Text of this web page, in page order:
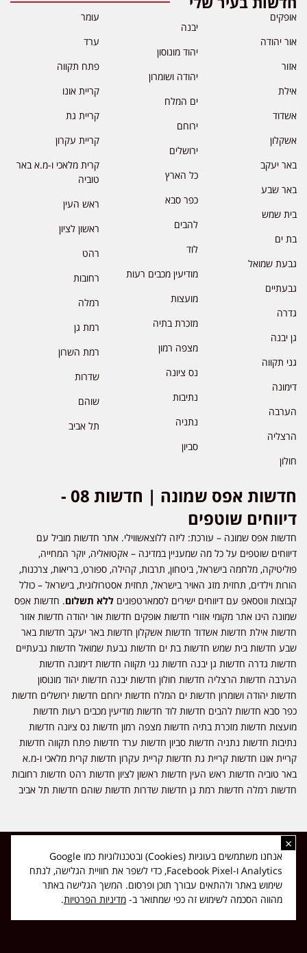
אופקים
אור יהודה
אזור
אילת
אשדוד
אשקלון
באר יעקב
באר שבע
בית שמש
בת ים
גבעת שמואל
גבעתיים
גדרה
גן יבנה
גני תקווה
דימונה
הערבה
הרצליה
חולון
יבנה
יהוד מונוסון
יהודה ושומרון
ים המלח
ירוחם
ירושלים
כל הארץ
כפר סבא
להבים
לוד
מודיעין מכבים רעות
מועצות
מזכרת בתיה
מצפה רמון
נס ציונה
נתיבות
נתניה
סביון
עומר
ערד
פתח תקווה
קריית אונו
קריית גת
קריית עקרון
קרית מלאכי ו-מ.א באר
טוביה
ראש העין
ראשון לציון
רהט
רחובות
רמלה
רמת גן
רמת השרון
שדרות
שוהם
תל אביב
חדשות אפס שמונה | חדשות 08 -
דיווחים שוטפים
חדשות אפס שמונה – עורכת: ליזה ללוצאשווילי. אתר חדשות מוביל עם
דיווחים שוטפים על כל מה שמעניין במדינה – אקטואליה, יוקר המחייה,
פוליטיקה, מלחמה בישראל, ביטחון, תרבות, קהילה, ספורט, בריאות, צרכנות,
הורות וילדים, תחזית מזג האויר בישראל, תחזית אסטרולוגית, בישראל – כולל
קבוצות ווטסאפ עם דיווחים ישירים לסמארטפונים ללא תשלום. חדשות אפס
שמונה הינו אתר מקומי אזורי חדשות אופקים חדשות אור יהודה חדשות אזור
חדשות אילת חדשות אשדוד חדשות אשקלון חדשות באר יעקב חדשות באר
שבע חדשות בית שמש חדשות בת ים חדשות גבעת שמואל חדשות גבעתיים
חדשות גדרה חדשות גן יבנה חדשות גני תקווה חדשות דימונה חדשות
הערבה חדשות הרצליה חדשות חולון חדשות יבנה חדשות יהוד מונוסון
חדשות יהודה ושומרון חדשות ים המלח חדשות ירוחם חדשות ירושלים חדשות
כפר סבא חדשות להבים חדשות לוד חדשות מודיעין מכבים רעות חדשות
מועצות חדשות מזכרת בתיה חדשות מצפה רמון חדשות נס ציונה חדשות
נתיבות חדשות נתניה חדשות סביון חדשות ערד חדשות פתח תקווה חדשות
קריית אונו חדשות קריית גת חדשות קריית עקרון חדשות קרית מלאכי ו-מ.א
באר טוביה חדשות ראש העין חדשות ראשון לציון חדשות רהט חדשות רחובות
חדשות רמלה חדשות רמת גן חדשות שדרות חדשות שוהם חדשות תל אביב
כל הזכויות שמורות ל-ליזה ללוצאשווילי - חדשות אפס שמונה - דיווחים בזמן
אמת, נוסד בשנת 2019 | טל' לפרסומים 054-9759222 מייל מערכת
news08.net@gmail.com
Made with ❤ byDIGITA
×
אנחנו משתמשים בעוגיות (Cookies) ובטכנולוגיות כמו Google
Analytics ו-Facebook Pixel, כדי לשפר את חוויית הגלישה, לנתח
שימוש באתר ולהתאים עבורך תוכן ופרסום. המשך הגלישה באתר
מהווה הסכמה לשימוש זה כפי שמתואר ב- מדיניות הפרטיות.